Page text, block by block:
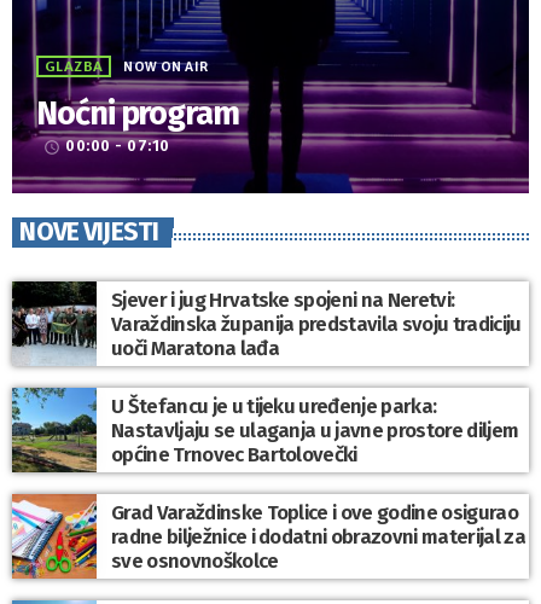
GLAZBA NOW ON AIR
Noćni program
access_time 00:00 - 07:10
NOVE VIJESTI
Sjever i jug Hrvatske spojeni na Neretvi:
Varaždinska županija predstavila svoju tradiciju
uoči Maratona lađa
U Štefancu je u tijeku uređenje parka:
Nastavljaju se ulaganja u javne prostore diljem
općine Trnovec Bartolovečki
Grad Varaždinske Toplice i ove godine osigurao
radne bilježnice i dodatni obrazovni materijal za
sve osnovnoškolce